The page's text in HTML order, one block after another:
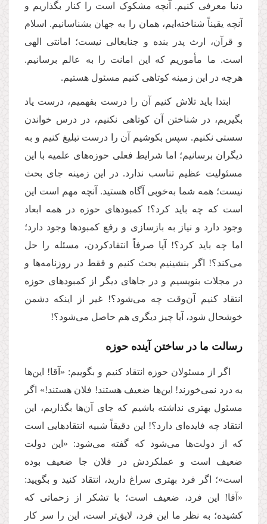
دنیا معرفی کنیم. آنچه مشکوک است را کنار بگذاریم و
آنچه یقیناً شناخته‌ایم، همان را به جهان بشناسانیم. اسلام
و قرآن، ارث پدر بنده و جنابعالی نیست؛ امانتی الهی
است. ما مأموریم که این امانت را به عالم برسانیم.
هرچه در این زمینه کوتاهی کنیم مسئول هستیم.
ابتدا باید تلاش کنیم آن را درست بفهمیم، درست یاد
بگیریم، در شناختن آن کوتاهی نکنیم، در درس خواندن
سستی نکنیم. سپس بکوشیم آن را درست تبلیغ کنیم و به
دیگران برسانیم؛ اما شرایط فعلی حوزه‌های علمیه با این
مسئولیت عظیم تناسب ندارد. در این زمینه جای بحث
نیست؛ همه شما به‌خوبی آگاه هستید. آنچه مهم است این
است که چه باید کرد؟! کمبودهای حوزه در همه ابعاد
وجود دارد و نیاز به بازسازی و رفع کمبودها وجود دارد؛
اما چه باید کرد؟! آیا صرفاً انتقادکردن، مسئله را حل
می‌کند؟! اگر بنشینیم بحث کنیم و فقط در روزنامه‌ها و
در مجلات بنویسیم و در جاهای دیگر از کمبودهای حوزه
انتقاد کنیم آن‌وقت چه می‌شود؟! غیر از اینکه دشمن
خوشحال شود، آیا چیز دیگری هم حاصل می‌شود؟!
رسالت ما در ساختن آینده حوزه
اگر از مسئولان حوزه انتقاد کنیم و بگوییم: «آقا! این‌ها
به درد نمی‌خورند! این‌ها ضعیف هستند! فلان هستند!» اگر
مسئول بهتری نداشته باشیم که جای آن‌ها بگذاریم، این
انتقاد چه فایده‌ای دارد؟! این دقیقاً شبیه انتقادهایی است
که از دولت‌ها می‌شود که گفته می‌شود: «این دولت
ضعیف است و عملکردش در فلان جا ضعیف بوده
است»؛ اگر فرد بهتری سراغ دارید، انتقاد کنید و بگویید:
«آقا! این فرد، ضعیف است؛ با تشکر از زحماتی که
کشیده؛ به نظر ما این فرد، لایق‌تر است، این را سر کار